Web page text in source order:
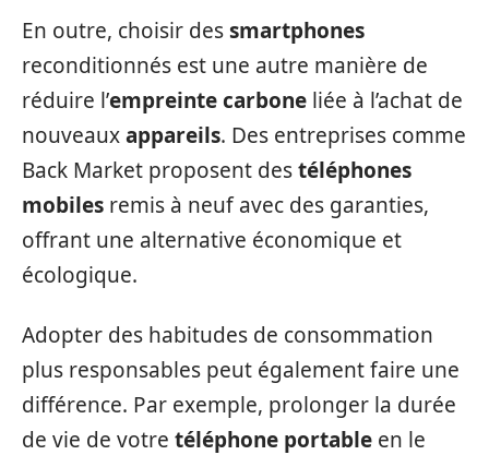
En outre, choisir dessmartphones
reconditionnés est une autre manière de
réduire l’empreinte carbone liée à l’achat de
nouveauxappareils. Des entreprises comme
Back Market proposent destéléphones
mobiles remis à neuf avec des garanties,
offrant une alternative économique et
écologique.
Adopter des habitudes de consommation
plus responsables peut également faire une
différence. Par exemple, prolonger la durée
de vie de votre téléphone portable en le